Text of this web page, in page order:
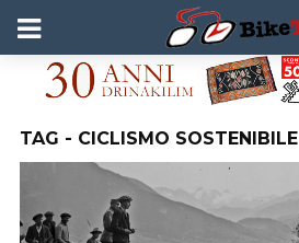
TAG - CICLISMO SOSTENIBILE